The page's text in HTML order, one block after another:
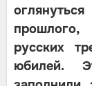
русских
юбилей.